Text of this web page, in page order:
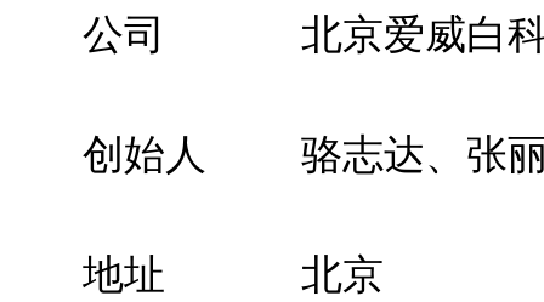
公司 北京爱威白科技
创始人 骆志达、张
地址 北京